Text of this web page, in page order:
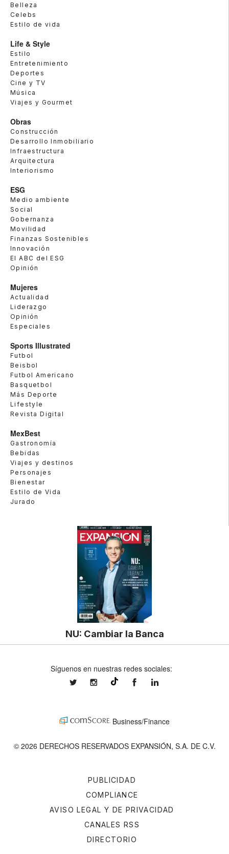
Belleza
Celebs
Estilo de vida
Life & Style
Estilo
Entretenimiento
Deportes
Cine y TV
Música
Viajes y Gourmet
Obras
Construcción
Desarrollo Inmobiliario
Infraestructura
Arquitectura
Interiorismo
ESG
Medio ambiente
Social
Gobernanza
Movilidad
Finanzas Sostenibles
Innovación
El ABC del ESG
Opinión
Mujeres
Actualidad
Liderazgo
Opinión
Especiales
Sports Illustrated
Futbol
Beisbol
Futbol Americano
Basquetbol
Más Deporte
Lifestyle
Revista Digital
MexBest
Gastronomía
Bebidas
Viajes y destinos
Personajes
Bienestar
Estilo de Vida
Jurado
NU: Cambiar la Banca
PUBLICIDAD
COMPLIANCE
AVISO LEGAL Y DE PRIVACIDAD
CANALES RSS
DIRECTORIO
Síguenos en nuestras redes sociales:
expansionmxexpansionmx ExpansionMex
Business/Finance
© 2026 DERECHOS RESERVADOS EXPANSIÓN, S.A. DE C.V.